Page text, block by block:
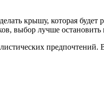
крышу, которая будет
выбор лучше остановить
предпочтений.